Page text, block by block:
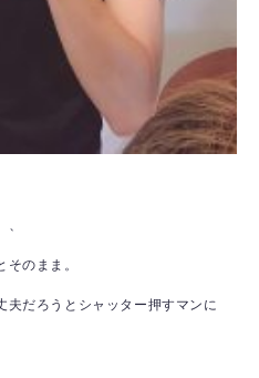
のまま。
夫だろうとシャッター押すマンに